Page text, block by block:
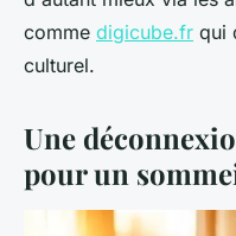
comme digicube.fr qui
culturel.
Une
pour un